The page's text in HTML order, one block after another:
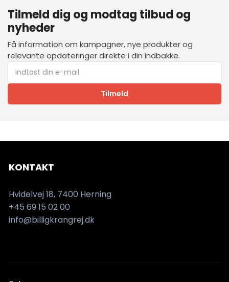
Tilmeld dig og modtag tilbud og
nyheder
Få information om kampagner, nye produkter og
relevante opdateringer direkte i din indbakke.
Tilmeld
KONTAKT
Hvidelvej 18, 7400 Herning
+45 69 15 02 00
info@billigkrangrej.dk